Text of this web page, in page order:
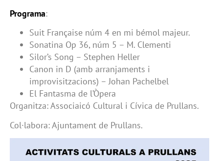
Programa:
Suit Française núm 4 en mi bémol majeur.
Sonatina Op 36, núm 5 – M. Clementi
Silor’s Song – Stephen Heller
Canon in D (amb arranjaments i
improvisitzacions) – Johan Pachelbel
El Fantasma de l’Òpera
Organitza: Associaicó Cultural i Cívica de Prullans.
Col·labora: Ajuntament de Prullans.